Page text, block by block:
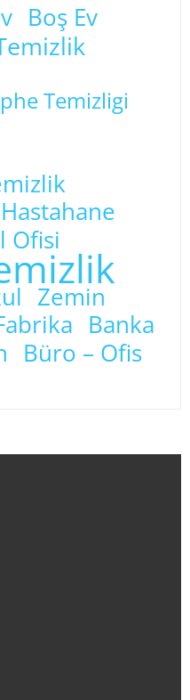
Boş Ev
Temizligi
Hastahane
Ofisi
Zemin
Banka
Büro – Ofis